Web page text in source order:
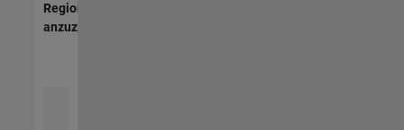
Region
anzuzeigen.